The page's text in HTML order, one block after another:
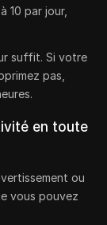
10 par jour,
suffit. Si votre
pas,
en toute
ou
vous pouvez